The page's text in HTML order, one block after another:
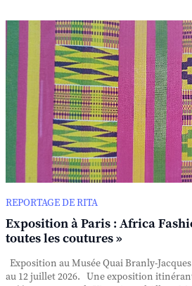
REPORTAGE DE RITA
Exposition à Paris : Africa
toutes les coutures »
Exposition au Musée Quai Branly-
au 12 juillet 2026. Une exposition